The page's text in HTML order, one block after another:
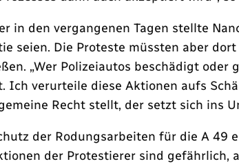
in den vergangenen Tagen stellte
seien. Die Proteste müssten aber
„Wer Polizeiautos beschädigt
verurteile diese Aktionen aufs
Recht stellt, der setzt sich ins
der Rodungsarbeiten für die A
der Protestierer sind